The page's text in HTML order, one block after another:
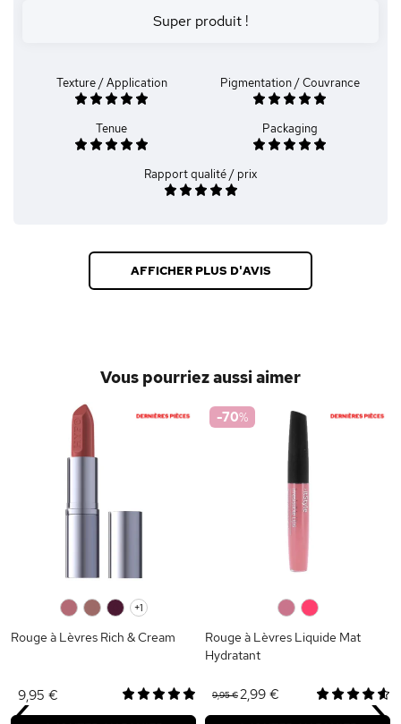
Super produit !
Texture / Application Pigmentation / Couvrance
Tenue Packaging
Rapport qualité / prix
AFFICHER PLUS D'AVIS
Vous pourriez aussi aimer
+1
Rouge à Lèvres Rich & Cream
9,95 €
-70%
Rouge à Lèvres Liquide Mat
Hydratant
9,95 €2,99 €